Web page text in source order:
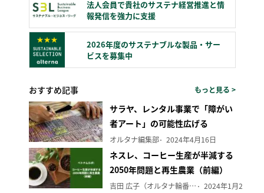
法人会員で貴社のサステナ経営推進と情
報発信を強力に支援
2026年度のサステナブルな製品・サー
ビスを募集中
おすすめ記事 もっと見る >
サラヤ、レンタル事業で「障がい
者アート」の可能性広げる
オルタナ編集部 2024年4月16日
ネスレ、コーヒー生産が半減する
2050年問題と再生農業（前編）
吉田 広子（オルタナ輪番編集長） 2024年1月29日